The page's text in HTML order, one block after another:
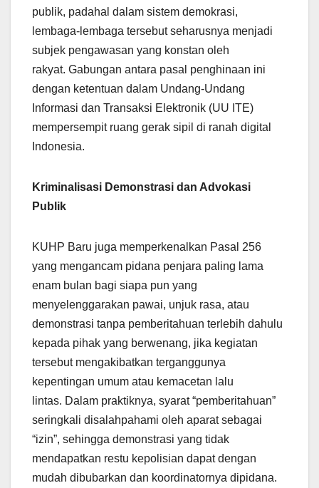
publik, padahal dalam sistem demokrasi,
lembaga-lembaga tersebut seharusnya menjadi
subjek pengawasan yang konstan oleh
rakyat. Gabungan antara pasal penghinaan ini
dengan ketentuan dalam Undang-Undang
Informasi dan Transaksi Elektronik (UU ITE)
mempersempit ruang gerak sipil di ranah digital
Indonesia.
Kriminalisasi Demonstrasi dan Advokasi
Publik
KUHP Baru juga memperkenalkan Pasal 256
yang mengancam pidana penjara paling lama
enam bulan bagi siapa pun yang
menyelenggarakan pawai, unjuk rasa, atau
demonstrasi tanpa pemberitahuan terlebih dahulu
kepada pihak yang berwenang, jika kegiatan
tersebut mengakibatkan terganggunya
kepentingan umum atau kemacetan lalu
lintas. Dalam praktiknya, syarat “pemberitahuan”
seringkali disalahpahami oleh aparat sebagai
“izin”, sehingga demonstrasi yang tidak
mendapatkan restu kepolisian dapat dengan
mudah dibubarkan dan koordinatornya dipidana.